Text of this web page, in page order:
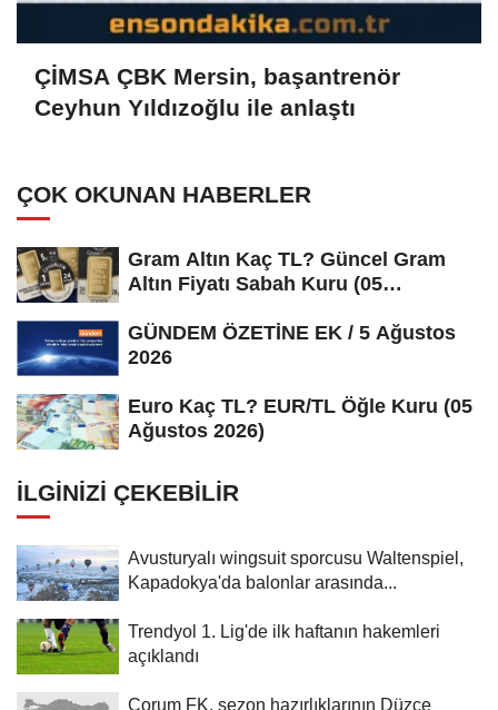
ÇİMSA ÇBK Mersin, başantrenör
Ceyhun Yıldızoğlu ile anlaştı
ÇOK OKUNAN HABERLER
Gram Altın Kaç TL? Güncel Gram
Altın Fiyatı Sabah Kuru (05
GÜNDEM ÖZETİNE EK / 5 Ağustos
2026
Euro Kaç TL? EUR/TL Öğle Kuru (05
Ağustos 2026)
İLGINIZI ÇEKEBILIR
Avusturyalı wingsuit sporcusu Waltenspiel,
Kapadokya'da balonlar arasında...
Trendyol 1. Lig'de ilk haftanın hakemleri
açıklandı
Çorum FK, sezon hazırlıklarının Düzce